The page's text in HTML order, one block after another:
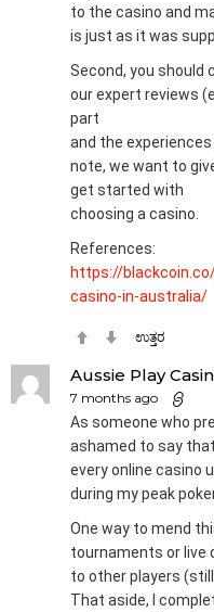
to the casino and
is just as it was
Second, you should
our expert reviews
part
and the
note, we want to
get started with
choosing a casino.
References:
https://
casino-in-australia/
ಉತ್ತರ
Aussie Play
7 months ago
As someone who
ashamed to say
every online casino
during my peak
One way to mend
tournaments or live
to other players
That aside, I